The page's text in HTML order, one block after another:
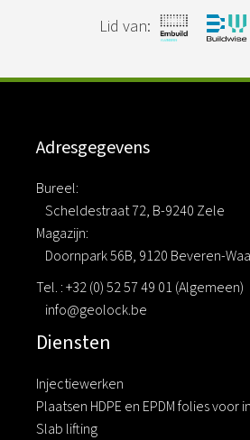
Lid van:
Adresgegevens
Bureel:
Scheldestraat 72, B-9240 Zele
Magazijn:
Doornpark 56B, 9120 Beveren-
Tel. : +32 (0) 52 57 49 01 (Algemeen)
info@geolock.be
Diensten
Injectiewerken
Plaatsen HDPE en EPDM folies voor
Slab lifting